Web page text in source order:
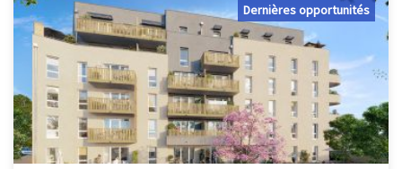
Dernières opportunités